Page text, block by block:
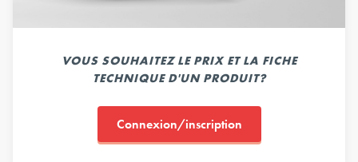
VOUS SOUHAITEZ LE PRIX ET LA FICHE
TECHNIQUE D'UN PRODUIT?
Connexion/inscription